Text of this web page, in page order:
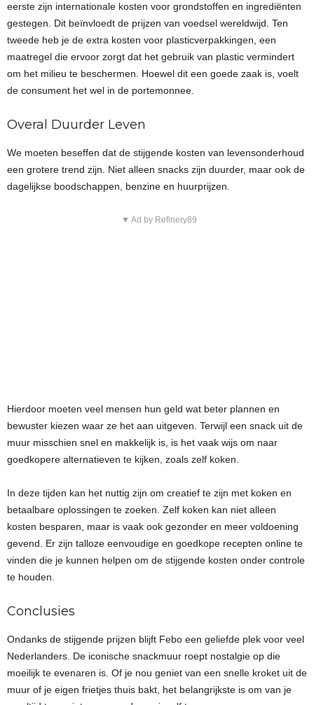
eerste zijn internationale kosten voor grondstoffen en ingrediënten
gestegen. Dit beïnvloedt de prijzen van voedsel wereldwijd. Ten
tweede heb je de extra kosten voor plasticverpakkingen, een
maatregel die ervoor zorgt dat het gebruik van plastic vermindert
om het milieu te beschermen. Hoewel dit een goede zaak is, voelt
de consument het wel in de portemonnee.
Overal Duurder Leven
We moeten beseffen dat de stijgende kosten van levensonderhoud
een grotere trend zijn. Niet alleen snacks zijn duurder, maar ook de
dagelijkse boodschappen, benzine en huurprijzen.
▼ Ad by Refinery89
Hierdoor moeten veel mensen hun geld wat beter plannen en
bewuster kiezen waar ze het aan uitgeven. Terwijl een snack uit de
muur misschien snel en makkelijk is, is het vaak wijs om naar
goedkopere alternatieven te kijken, zoals zelf koken.
In deze tijden kan het nuttig zijn om creatief te zijn met koken en
betaalbare oplossingen te zoeken. Zelf koken kan niet alleen
kosten besparen, maar is vaak ook gezonder en meer voldoening
gevend. Er zijn talloze eenvoudige en goedkope recepten online te
vinden die je kunnen helpen om de stijgende kosten onder controle
te houden.
Conclusies
Ondanks de stijgende prijzen blijft Febo een geliefde plek voor veel
Nederlanders. De iconische snackmuur roept nostalgie op die
moeilijk te evenaren is. Of je nou geniet van een snelle kroket uit de
muur of je eigen frietjes thuis bakt, het belangrijkste is om van je